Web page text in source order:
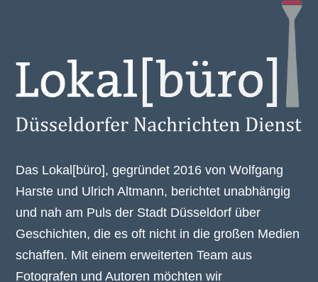
Das Lokal[büro], gegründet 2016 von Wolfgang
Harste und Ulrich Altmann, berichtet unabhängig
und nah am Puls der Stadt Düsseldorf über
Geschichten, die es oft nicht in die großen Medien
schaffen. Mit einem erweiterten Team aus
Fotografen und Autoren möchten wir